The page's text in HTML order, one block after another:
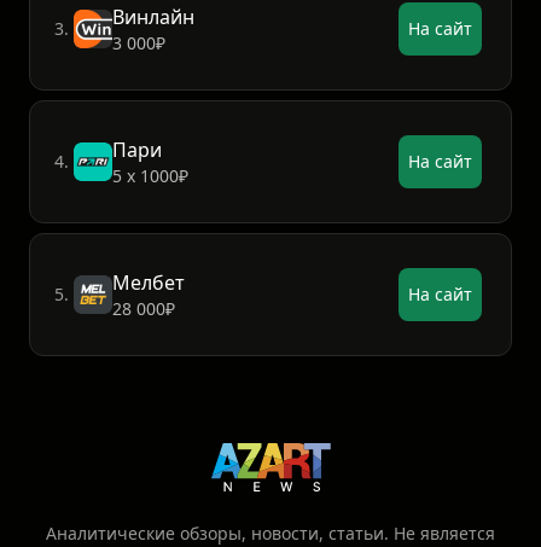
3. Винлайн
3 000₽
На сайт
4. Пари
5 х 1000₽
На сайт
5. Мелбет
28 000₽
На сайт
Аналитические обзоры, новости, статьи. Не является